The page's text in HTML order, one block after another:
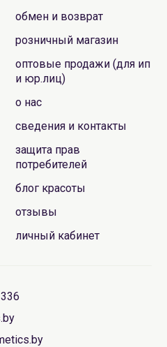
обмен и возврат
розничный магазин
оптовые продажи (для ип
и юр.лиц)
о нас
сведения и контакты
защита прав
потребителей
блог красоты
отзывы
личный кабинет